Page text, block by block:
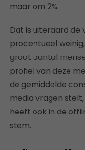
maar om 2%.
Dat is uiteraard de
procentueel
groot aantal
profiel van deze
de gemiddelde
media vragen
heeft ook in de
stem.